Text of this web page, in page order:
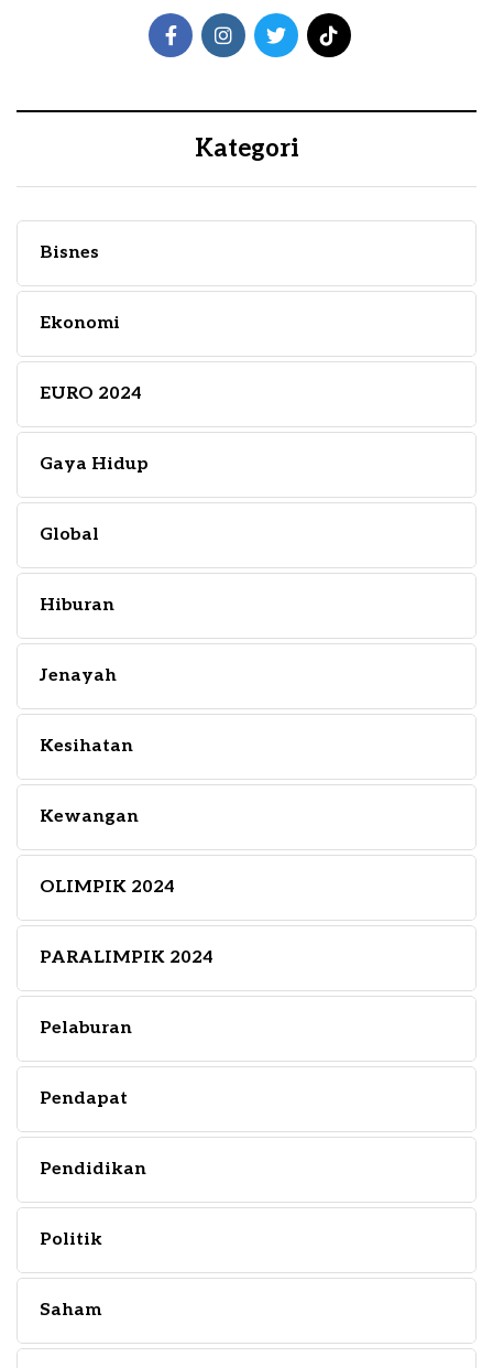
Kategori
Bisnes
Ekonomi
EURO 2024
Gaya Hidup
Global
Hiburan
Jenayah
Kesihatan
Kewangan
OLIMPIK 2024
PARALIMPIK 2024
Pelaburan
Pendapat
Pendidikan
Politik
Saham